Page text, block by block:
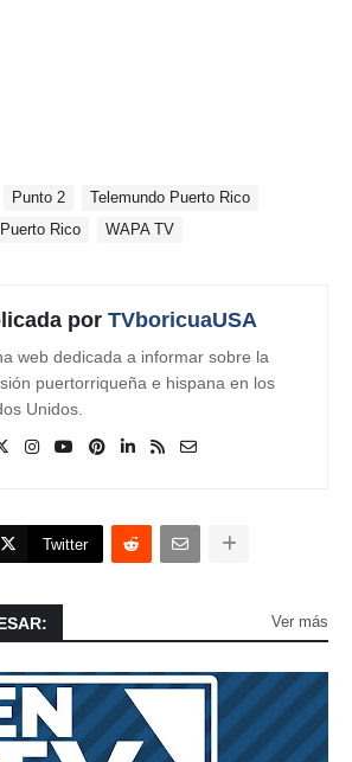
Punto 2
Telemundo Puerto Rico
Rico WAPA TV
por TVboricuaUSA
web dedicada a informar sobre la
puertorriqueña e hispana en los
Unidos.
Twitter
Ver más